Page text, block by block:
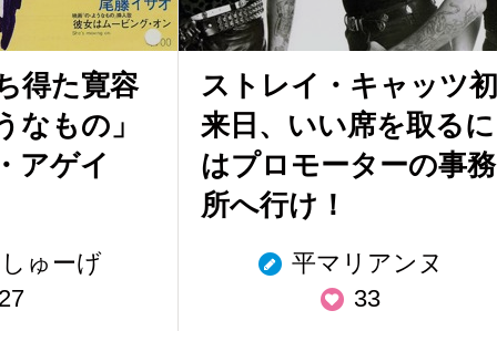
得た寛容
なもの」
アゲイ
ゅーげ
ストレイ・キャッツ初
来日、いい席を取るに
はプロモーターの事務
所へ行け！
平マリアンヌ
33